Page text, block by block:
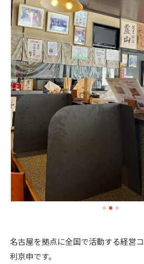
名古屋を拠点に全国で活動する経営
利京申です。